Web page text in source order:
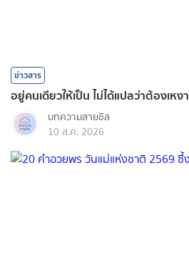
ข่าวสาร
อยู่คนเดียวให้เป็น ไม่ได้แปลว่าต้องเหงา
บทความสายชิล
10 ส.ค. 2026